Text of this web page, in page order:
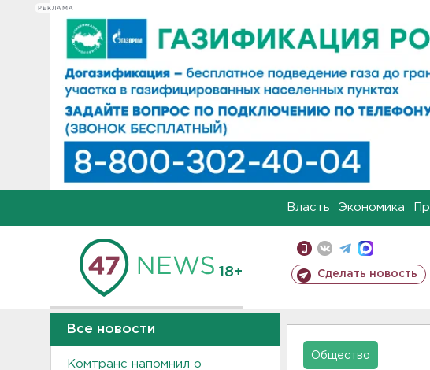
РЕКЛАМА
Власть Экономика
18+ Сделать новость
Все новости
Комтранс напомнил о
Общество